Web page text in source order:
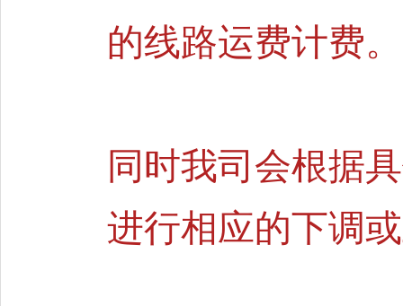
的线路运费计费。
同时我司会根据
进行相应的下调